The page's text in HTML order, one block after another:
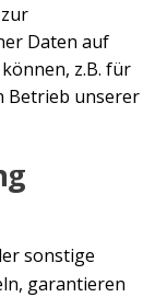
Daten auf
z.B. für
Betrieb unserer
sonstige
garantieren